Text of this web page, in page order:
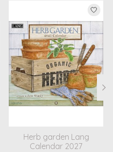
Herb garden Lang
Calendar 2027